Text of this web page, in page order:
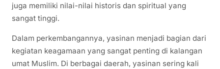
juga memiliki nilai-nilai historis dan spiritual yang
sangat tinggi.
Dalam perkembangannya, yasinan menjadi bagian dari
kegiatan keagamaan yang sangat penting di kalangan
umat Muslim. Di berbagai daerah, yasinan sering kali